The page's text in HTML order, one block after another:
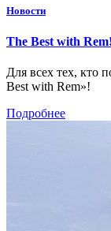
Новости
The Best with Rem!
Для всех тех, кто
Best with Rem»!
Подробнее